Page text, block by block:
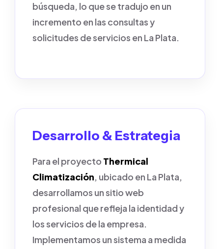
búsqueda, lo que se tradujo en un
incremento en las consultas y
solicitudes de servicios en La Plata.
Desarrollo & Estrategia
Para el proyecto Thermical
Climatización, ubicado en La Plata,
desarrollamos un sitio web
profesional que refleja la identidad y
los servicios de la empresa.
Implementamos un sistema a medida